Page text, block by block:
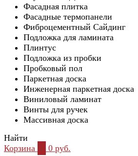
Фасадная плитка
Фасадные термопанели
Фиброцементный Сайдинг
Подложка для ламината
Плинтус
Подложка из пробки
Пробковый пол
Паркетная доска
Инженерная паркетная доска
Виниловый ламинат
Винты для ручек
Массивная доска
Найти
Корзина
0 руб.